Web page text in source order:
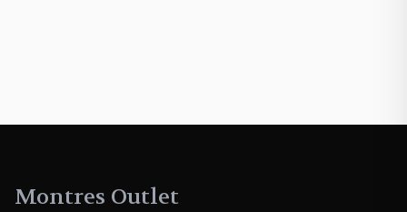
Montres Outlet